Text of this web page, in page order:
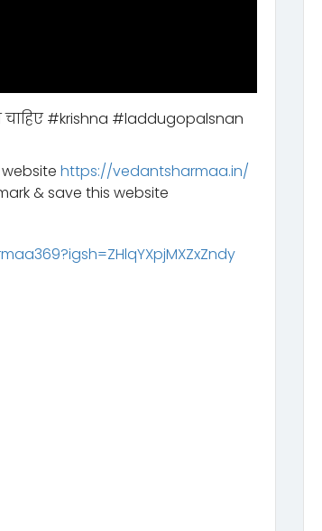
#krishna #laddugopalsnan
https://vedantsharmaa.in/
& save this website